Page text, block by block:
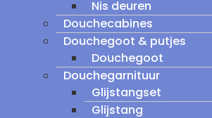
Nis deuren
Douchecabines
Douchegoot & putjes
Douchegoot
Douchegarnituur
Glijstangset
Glijstang